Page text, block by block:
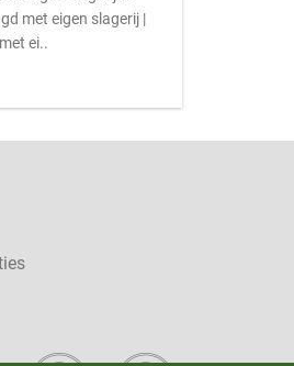
met eigen slagerij |
ei..